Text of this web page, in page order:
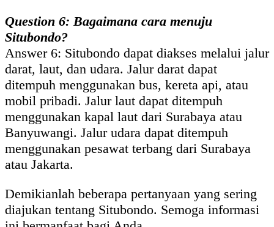
Question 6: Bagaimana cara menuju
Situbondo?
Answer 6: Situbondo dapat diakses melalui jalur
darat, laut, dan udara. Jalur darat dapat
ditempuh menggunakan bus, kereta api, atau
mobil pribadi. Jalur laut dapat ditempuh
menggunakan kapal laut dari Surabaya atau
Banyuwangi. Jalur udara dapat ditempuh
menggunakan pesawat terbang dari Surabaya
atau Jakarta.
Demikianlah beberapa pertanyaan yang sering
diajukan tentang Situbondo. Semoga informasi